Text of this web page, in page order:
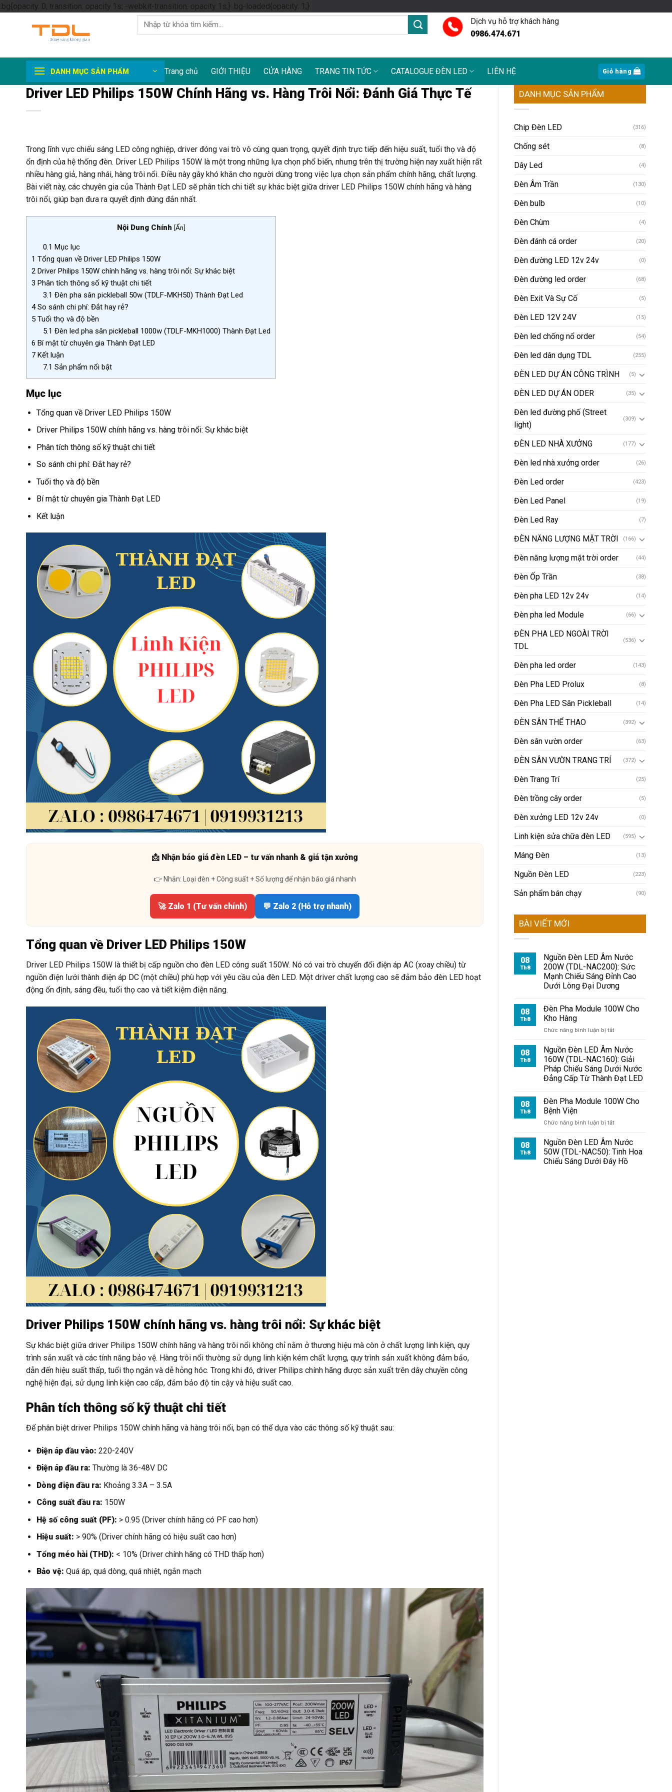
.bg{opacity: 0; transition: opacity 1s; -webkit-transition: opacity 1s;} .bg-loaded{opacity: 1;}Skip
to
Tìm
kiếm:
Dịch vụ hỗ trợ khách hàng
0986.474.671
DANH MỤC SẢN PHẨM Trang chủ GIỚI THIỆU CỬA HÀNG TRANG TIN TỨC CATALOGUE ĐÈN LED LIÊN HỆ Giỏ hàng
Driver LED Philips 150W Chính Hãng vs. Hàng Trôi Nổi: Đánh Giá Thực Tế
Trong lĩnh vực chiếu sáng LED công nghiệp, driver đóng vai trò vô cùng quan trọng, quyết định trực tiếp đến hiệu suất, tuổi thọ và độ
ổn định của hệ thống đèn. Driver LED Philips 150W là một trong những lựa chọn phổ biến, nhưng trên thị trường hiện nay xuất hiện rất
nhiều hàng giả, hàng nhái, hàng trôi nổi. Điều này gây khó khăn cho người dùng trong việc lựa chọn sản phẩm chính hãng, chất lượng.
Bài viết này, các chuyên gia của Thành Đạt LED sẽ phân tích chi tiết sự khác biệt giữa driver LED Philips 150W chính hãng và hàng
trôi nổi, giúp bạn đưa ra quyết định đúng đắn nhất.
Nội Dung Chính [Ẩn]
0.1 Mục lục
1 Tổng quan về Driver LED Philips 150W
2 Driver Philips 150W chính hãng vs. hàng trôi nổi: Sự khác biệt
3 Phân tích thông số kỹ thuật chi tiết
3.1 Đèn pha sân pickleball 50w (TDLF-MKH50) Thành Đạt Led
4So sánh chi phí: Đắt hay rẻ?
5 Tuổi thọ và độ bền
5.1 Đèn led pha sân pickleball 1000w (TDLF-MKH1000) Thành Đạt Led
6 Bí mật từ chuyên gia Thành Đạt LED
7 Kết luận
7.1 Sản phẩm nổi bật
Mục lục
Tổng quan về Driver LED Philips 150W
Driver Philips 150W chính hãng vs. hàng trôi nổi: Sự khác biệt
Phân tích thông số kỹ thuật chi tiết
So sánh chi phí: Đắt hay rẻ?
Tuổi thọ và độ bền
Bí mật từ chuyên gia Thành Đạt LED
Kết luận
📩 Nhận báo giá đèn LED – tư vấn nhanh & giá tận xưởng
👉 Nhắn: Loại đèn + Công suất + Số lượng để nhận báo giá nhanh
🚀 Zalo 1 (Tư vấn chính) 💬 Zalo 2 (Hỗ trợ nhanh)
Tổng quan về Driver LED Philips 150W
Driver LED Philips 150W là thiết bị cấp nguồn cho đèn LED công suất 150W. Nó có vai trò chuyển đổi điện áp AC (xoay chiều) từ
nguồn điện lưới thành điện áp DC (một chiều) phù hợp với yêu cầu của đèn LED. Một driver chất lượng cao sẽ đảm bảo đèn LED hoạt
động ổn định, sáng đều, tuổi thọ cao và tiết kiệm điện năng.
Driver Philips 150W chính hãng vs. hàng trôi nổi: Sự khác biệt
Sự khác biệt giữa driver Philips 150W chính hãng và hàng trôi nổi không chỉ nằm ở thương hiệu mà còn ở chất lượng linh kiện, quy
trình sản xuất và các tính năng bảo vệ. Hàng trôi nổi thường sử dụng linh kiện kém chất lượng, quy trình sản xuất không đảm bảo,
dẫn đến hiệu suất thấp, tuổi thọ ngắn và dễ hỏng hóc. Trong khi đó, driver Philips chính hãng được sản xuất trên dây chuyền công
nghệ hiện đại, sử dụng linh kiện cao cấp, đảm bảo độ tin cậy và hiệu suất cao.
Phân tích thông số kỹ thuật chi tiết
Để phân biệt driver Philips 150W chính hãng và hàng trôi nổi, bạn có thể dựa vào các thông số kỹ thuật sau:
Điện áp đầu vào: 220-240V
Điện áp đầu ra: Thường là 36-48V DC
Dòng điện đầu ra: Khoảng 3.3A – 3.5A
Công suất đầu ra: 150W
Hệ số công suất (PF): > 0.95 (Driver chính hãng có PF cao hơn)
Hiệu suất: > 90% (Driver chính hãng có hiệu suất cao hơn)
Tổng méo hài (THD): < 10% (Driver chính hãng có THD thấp hơn)
Bảo vệ: Quá áp, quá dòng, quá nhiệt, ngắn mạch
DANH MỤC SẢN PHẨM
Chip Đèn LED (316)
Chống sét (8)
Dây Led (4)
Đèn Âm Trần (130)
Đèn bulb (10)
Đèn Chùm (4)
Đèn đánh cá order (20)
Đèn đường LED 12v 24v (0)
Đèn đường led order (68)
Đèn Exit Và Sự Cố (5)
Đèn LED 12V 24V (15)
Đèn led chống nổ order (54)
Đèn led dân dụng TDL (255)
ĐÈN LED DỰ ÁN CÔNG TRÌNH (5)
ĐÈN LED DỰ ÁN ODER (35)
Đèn led đường phố (Street
light)
(309)
ĐÈN LED NHÀ XƯỞNG (177)
Đèn led nhà xưởng order (26)
Đèn Led order (423)
Đèn Led Panel (19)
Đèn Led Ray (7)
ĐÈN NĂNG LƯỢNG MẶT TRỜI (166)
Đèn năng lượng mặt trời order (44)
Đèn Ốp Trần (38)
Đèn pha LED 12v 24v (14)
Đèn pha led Module (66)
ĐÈN PHA LED NGOÀI TRỜI
TDL
(536)
Đèn pha led order (143)
Đèn Pha LED Prolux (8)
Đèn Pha LED Sân Pickleball (14)
ĐÈN SÂN THỂ THAO (392)
Đèn sân vườn order (63)
ĐÈN SÂN VƯỜN TRANG TRÍ (372)
Đèn Trang Trí (25)
Đèn trồng cây order (5)
Đèn xưởng LED 12v 24v (0)
Linh kiện sửa chữa đèn LED (595)
Máng Đèn (13)
Nguồn Đèn LED (223)
Sản phẩm bán chạy (90)
BÀI VIẾT MỚI
08
Th8
Nguồn Đèn LED Âm Nước
200W (TDL-NAC200): Sức
Mạnh Chiếu Sáng Đỉnh Cao
Dưới Lòng Đại Dương
08
Th8
Đèn Pha Module 100W Cho
Kho Hàng
Chức năng bình luận bị tắt
Pha
Module
100W
Cho
Kho
08
Th8
Nguồn Đèn LED Âm Nước
160W (TDL-NAC160): Giải
Pháp Chiếu Sáng Dưới Nước
Đẳng Cấp Từ Thành Đạt LED
08
Th8
Đèn Pha Module 100W Cho
Bệnh Viện
Chức năng bình luận bị tắt
Pha
Module
100W
Cho
08
Th8
Nguồn Đèn LED Âm Nước
50W (TDL-NAC50): Tinh Hoa
Chiếu Sáng Dưới Đáy Hồ